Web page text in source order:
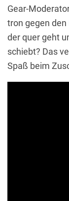
Gear-
tron gegen den
der quer geht
schiebt? Das
Spaß beim